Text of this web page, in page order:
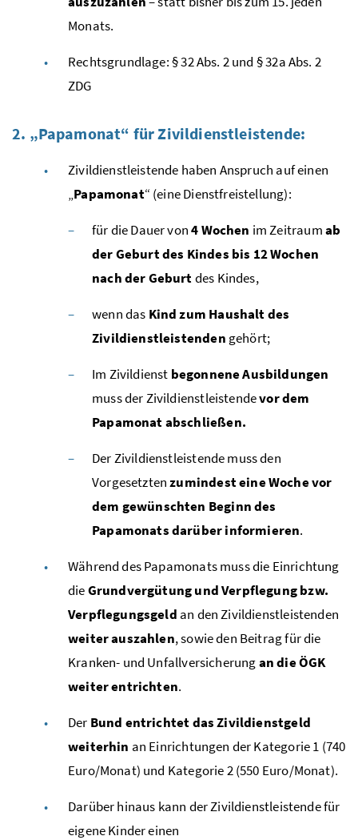
Monats.
Rechtsgrundlage: § 32Abs. 2 und § 32aAbs. 2
ZDG
2. „Papamonat“ für Zivildienstleistende:
Zivildienstleistende haben Anspruch auf einen
„Papamonat“ (eine Dienstfreistellung):
für die Dauer von4 Wochen im Zeitraumab
der Geburt des Kindes bis 12 Wochen
nach der Geburtdes Kindes,
wenn das Kind zum Haushalt des
Zivildienstleistenden gehört;
Im Zivildienst begonnene Ausbildungen
muss der Zivildienstleistendevor dem
Papamonat abschließen.
Der Zivildienstleistende muss den
Vorgesetztenzumindest eine Woche vor
dem gewünschten Beginn des
Papamonats darüber informieren.
Während des Papamonats muss die Einrichtung
dieGrundvergütung und Verpflegungbzw.
Verpflegungsgeld an den Zivildienstleistenden
weiter auszahlen, sowie den Beitrag für die
Kranken- und Unfallversicherungan dieÖGK
weiter entrichten.
Der Bund entrichtet das Zivildienstgeld
weiterhin an Einrichtungen der Kategorie 1 (740
Euro/Monat) und Kategorie 2 (550 Euro/Monat).
Darüber hinaus kann der Zivildienstleistende für
eigene Kinder einen